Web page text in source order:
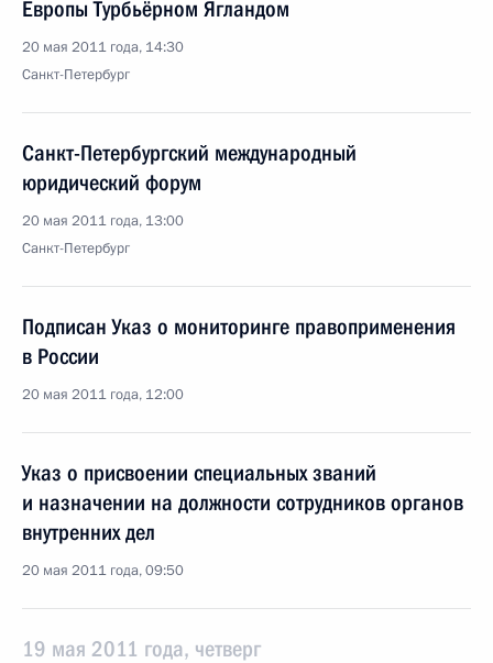
Европы Турбьёрном Ягландом
20 мая 2011 года, 14:30
Санкт-Петербург
Санкт-Петербургский международный
юридический форум
20 мая 2011 года, 13:00
Санкт-Петербург
Подписан Указ о мониторинге правоприменения
в России
20 мая 2011 года, 12:00
Указ о присвоении специальных званий
и назначении на должности сотрудников органов
внутренних дел
20 мая 2011 года, 09:50
19 мая 2011 года, четверг